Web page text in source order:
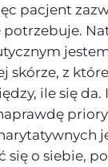
pacjent
skórze, z
ile się
się o siebie,